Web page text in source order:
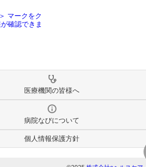
医療機関の皆様へ
病院なびについて
個人情報保護方針